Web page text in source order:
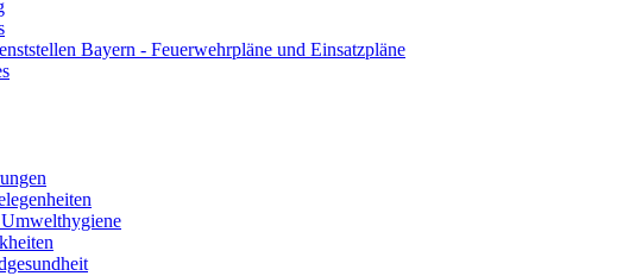
Bayern - Feuerwehrpläne und Einsatzpläne